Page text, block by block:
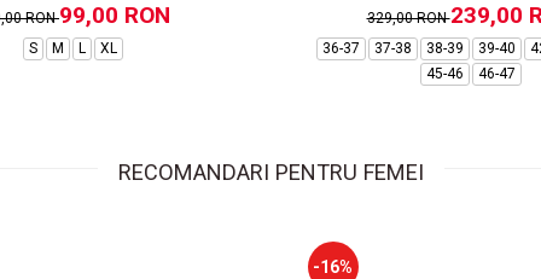
RON99,00 RON
S M L XL
329,00 RON239,00
36-37 37-38 38-39 39-40
45-46
46-47
RECOMANDARI PENTRU FEMEI
-16%